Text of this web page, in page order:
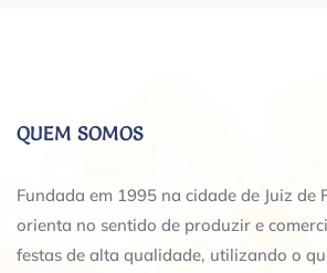
QUEM SOMOS
Fundada em 1995 na cidade de Juiz de
orienta no sentido de produzir e
festas de alta qualidade, utilizando o